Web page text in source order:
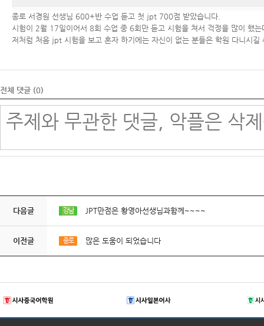
종로 서경원 선생님 600+반 수업 듣고 첫 jpt 700점 받았습니다.
시험이 2월 17일이어서 8회 수업 중 6회만 듣고 시험을 쳐서 걱정을 많이 했
저처럼 처음 jpt 시험을 보고 혼자 하기에는 자신이 없는 분들은 학원 다니시길
전체 댓글 (0)
다음글 강남 JPT만점은 황영아선생님과함께~~~~
이전글 종로 많은 도움이 되었습니다